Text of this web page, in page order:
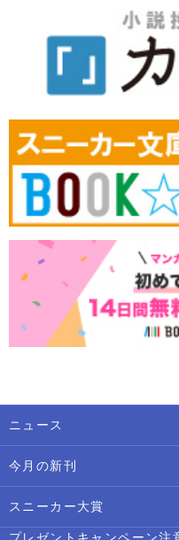
ニュース
今月の新刊
スニーカー大賞